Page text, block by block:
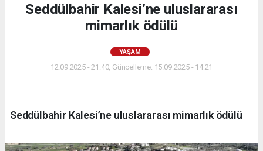
Seddülbahir Kalesi’ne uluslararası
mimarlık ödülü
YAŞAM
12.09.2025 - 21:40, Güncelleme: 15.09.2025 - 14:21
Seddülbahir Kalesi’ne uluslararası mimarlık ödülü